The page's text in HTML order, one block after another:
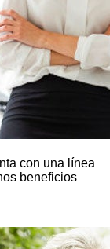
con una línea
beneficios